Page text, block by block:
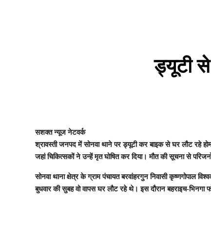
ड्यूटी
सशक्त न्यूज नेटवर्क
श्रावस्ती जनपद में सोनवा थाने पर ड्यूटी कर बाइक से घर लौट रहे
जहां चिकित्सकों ने उन्हें मृत घोषित कर दिया। मौत की सूचना से
सोनवा थाना क्षेत्र के ग्राम पंचायत बरवांहरगुन निवासी कृष्णगोपाल
बुधवार की सुबह वो वापस घर लौट रहे थे। इस दौरान बहराइच-